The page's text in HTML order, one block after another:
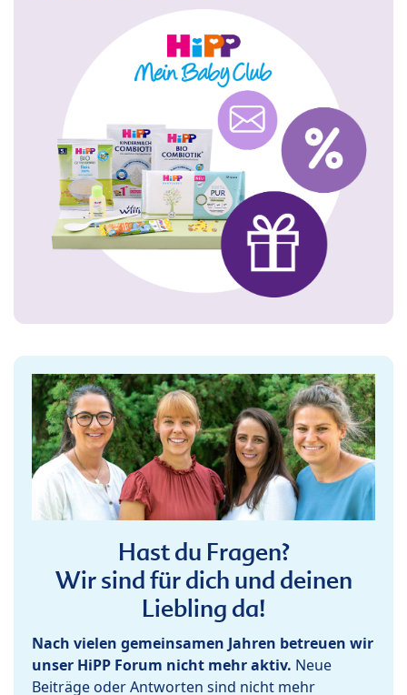
Hast du Fragen?
Wir sind für dich und deinen
Liebling da!
Nach vielen gemeinsamen Jahren betreuen wir
unser HiPP Forum nicht mehr aktiv. Neue
Beiträge oder Antworten sind nicht mehr